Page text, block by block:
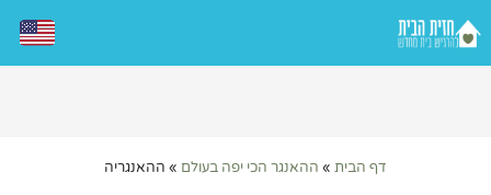
דף הבית » ההאנגר הכי יפה בעולם » ההאנגריה